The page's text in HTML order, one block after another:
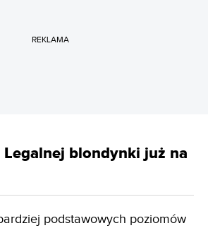
REKLAMA
Legalnej blondynki już na
podstawowych poziomów